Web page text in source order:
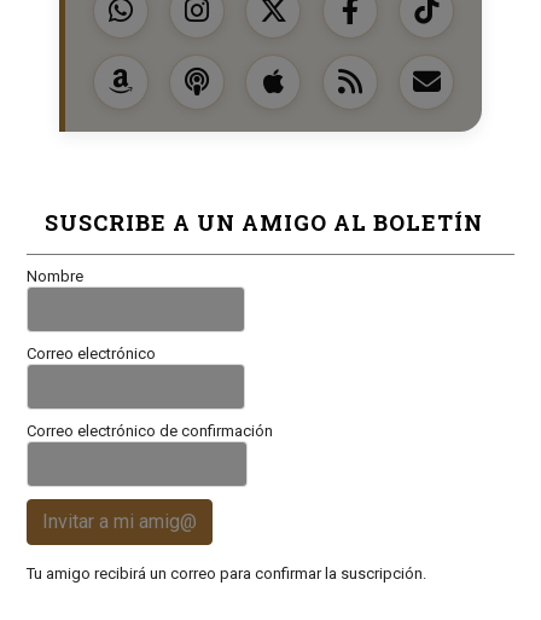
SUSCRIBE A UN AMIGO AL BOLETÍN
Nombre
Correo electrónico
Correo electrónico de confirmación
Invitar a mi amig@
Tu amigo recibirá un correo para confirmar la suscripción.